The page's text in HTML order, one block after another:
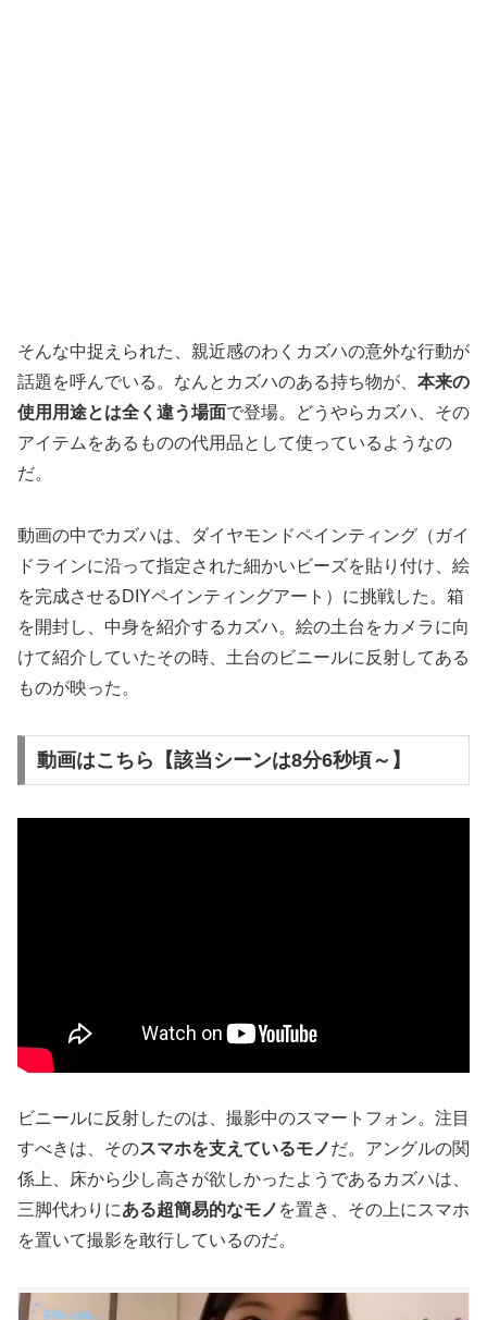
そんな中捉えられた、親近感のわくカズハの意外な行動が
話題を呼んでいる。なんとカズハのある持ち物が、 本来の
使用用途とは全く違う場面で登場。どうやらカズハ、その
アイテムをあるものの代用品として使っているようなの
だ。
動画の中でカズハは、ダイヤモンドペインティング（ガイ
ドラインに沿って指定された細かいビーズを貼り付け、絵
を完成させるDIYペインティングアート）に挑戦した。箱
を開封し、中身を紹介するカズハ。絵の土台をカメラに向
けて紹介していたその時、土台のビニールに反射してある
ものが映った。
動画はこちら【該当シーンは8分6秒頃～】
ビニールに反射したのは、撮影中のスマートフォン。注目
すべきは、そのスマホを支えているモノだ。アングルの関
係上、床から少し高さが欲しかったようであるカズハは、
三脚代わりにある超簡易的なモノ を置き、その上にスマホ
を置いて撮影を敢行しているのだ。